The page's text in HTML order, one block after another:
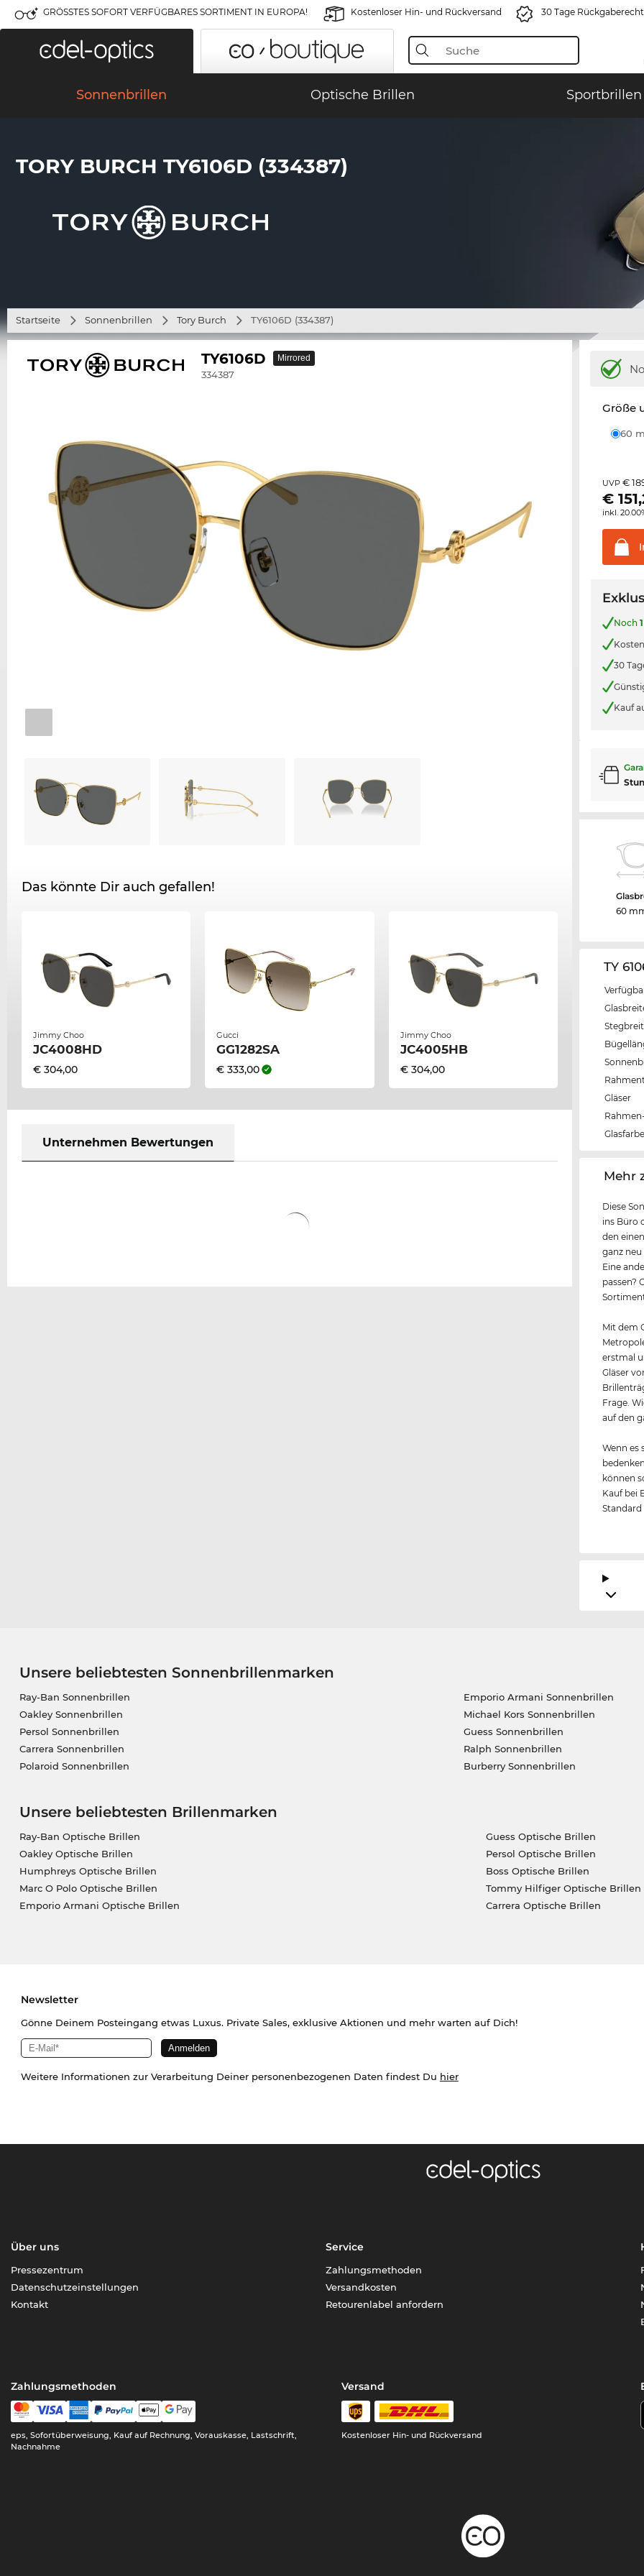
GRÖSSTES SOFORT VERFÜGBARES SORTIMENT IN EUROPA! Kostenloser Hin- und Rückversand 30 Tage Rückgaberecht
Sonnenbrillen Optische Brillen Sportbrillen
TORY BURCH TY6106D (334387)
Startseite Sonnenbrillen Tory Burch TY6106D (334387)
TY6106D
334387
Mirrored
Das könnte Dir auch gefallen!
Jimmy Choo
JC4008HD
€ 304,00
Gucci
GG1282SA
€ 333,00
Jimmy Choo
JC4005HB
€ 304,00
Unternehmen Bewertungen
Größe
60
UVP€
€
inkl.
Noch1
30
Kauf
60
TY
Gläser
Glasfarbe
‌Mehr
Diese
ins Büro
den
ganz neu
Eine
passen?
Mit dem
erstmal
Gläser
Frage.
auf den
Wenn es
können
Kauf bei
Standard
Unsere beliebtesten Sonnenbrillenmarken
Ray-Ban Sonnenbrillen
Oakley Sonnenbrillen
Persol Sonnenbrillen
Carrera Sonnenbrillen
Polaroid Sonnenbrillen
Emporio Armani Sonnenbrillen
Michael Kors Sonnenbrillen
Guess Sonnenbrillen
Ralph Sonnenbrillen
Burberry Sonnenbrillen
Unsere beliebtesten Brillenmarken
Ray-Ban Optische Brillen
Oakley Optische Brillen
Humphreys Optische Brillen
Marc O Polo Optische Brillen
Emporio Armani Optische Brillen
Guess Optische Brillen
Persol Optische Brillen
Boss Optische Brillen
Tommy Hilfiger Optische Brillen
Carrera Optische Brillen
Newsletter
Gönne Deinem Posteingang etwas Luxus. Private Sales, exklusive Aktionen und mehr warten auf Dich!
Weitere Informationen zur Verarbeitung Deiner personenbezogenen Daten findest Du hier
Über uns
Pressezentrum
Datenschutzeinstellungen
Kontakt
Service
Zahlungsmethoden
Versandkosten
Retourenlabel anfordern
Zahlungsmethoden
eps, Sofortüberweisung, Kauf auf Rechnung, Vorauskasse, Lastschrift,
Nachnahme
Versand
Kostenloser Hin- und Rückversand